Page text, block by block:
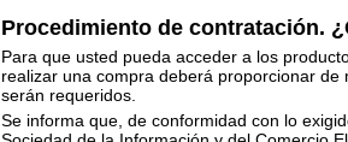
Procedimiento de contratación.
Para que usted pueda acceder a los
realizar una compra deberá proporcionar
serán requeridos.
Se informa que, de conformidad con lo